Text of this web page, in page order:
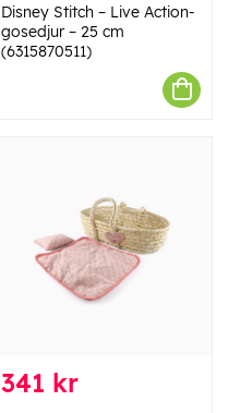
Disney Stitch – Live Action-
gosedjur – 25 cm
(6315870511)
341 kr